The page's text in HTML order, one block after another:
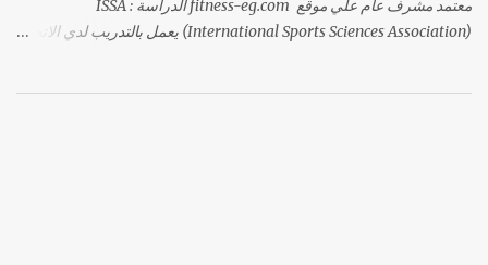
معتمد مشرف عام علي موقع fitness-eg.com الدراسة : ‏‎ISSA
(International Sports Sciences Association)‎‏ يعمل بالتدريب لدي الاتحاد